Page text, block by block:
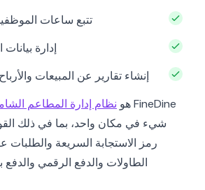
تتبع ساعات
إدارة
إنشاء تقارير عن المبيعات
FineDine هو
نظام إدارة المطاعم
شيء في مكان واحد، بما في ذلك
رمز الاستجابة السريعة والطلبات
الطاولات والدفع الرقمي والدفع